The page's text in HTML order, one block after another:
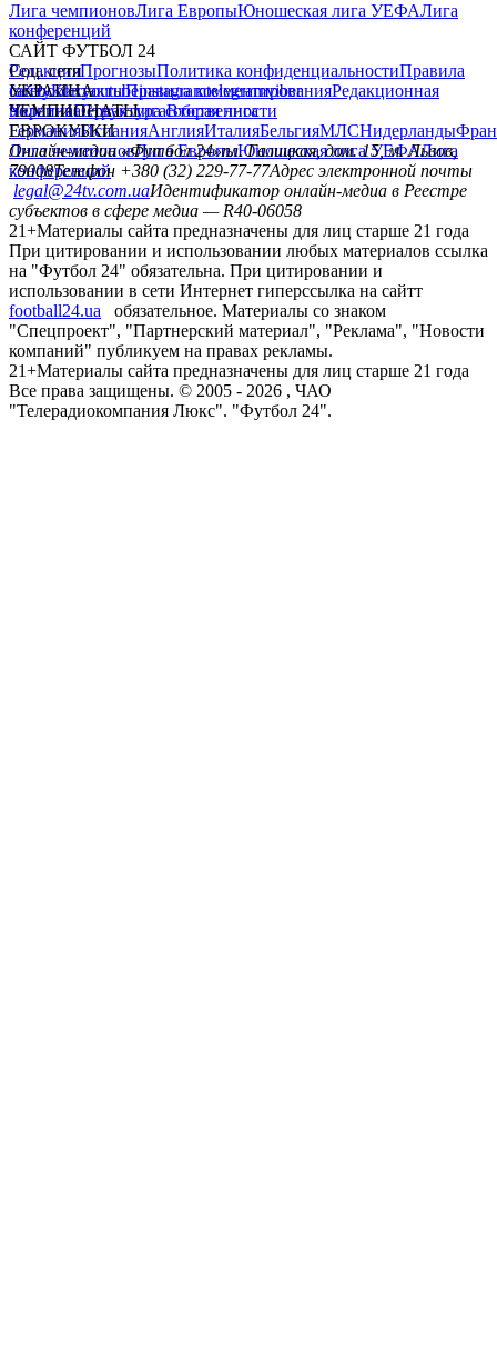
Лига чемпионовЛига ЕвропыЮношеская лига УЕФАЛига
конференций
САЙТ ФУТБОЛ 24
РедакцияПрогнозыПолитика конфиденциальностиПравила
сайтуКонтактыПравила комментированияРедакционная
политикаСтруктура собственности
Соц. сети
facebookxyoutubeinstagramtelegramviber
УКРАИНА
УкраинаПервая лигаВторая лига
ЧЕМПИОНАТЫ
ГерманияИспанияАнглияИталияБельгияМЛСНидерланды
ЕВРОКУБКИ
Лига чемпионовЛига ЕвропыЮношеская лига УЕФАЛига
конференций
Онлайн-медиа «Футбол 24»пл. Галицкая, дом. 15, м. Львов,
79008Телефон +380 (32) 229-77-77Адрес электронной почты
legal@24tv.com.uaИдентификатор онлайн-медиа в Реестре
субъектов в сфере медиа — R40-06058
21+Материалы сайта предназначены для лиц старше 21 года
При цитировании и использовании любых материалов ссылка
на "Футбол 24" обязательна. При цитировании и
использовании в сети Интернет гиперссылка на сайтт
football24.ua
обязательное. Материалы со знаком
"Спецпроект", "Партнерский материал", "Реклама", "Новости
компаний" публикуем на правах рекламы.
21+Материалы сайта предназначены для лиц старше 21 года
Все права защищены. © 2005 - 2026 , ЧАО
"Телерадиокомпания Люкс". "Футбол 24".